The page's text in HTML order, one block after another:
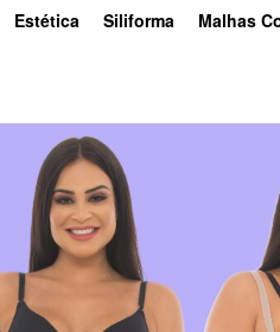
Estética Siliforma Malhas